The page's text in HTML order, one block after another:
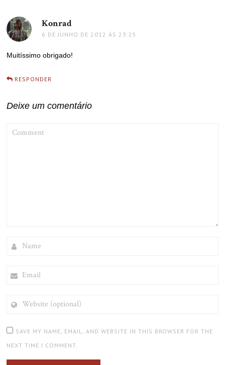
Konrad
6 DE JUNHO DE 2012 ÀS 23:25
Muitíssimo obrigado!
RESPONDER
Deixe um comentário
(OPTIONAL)
SAVE MY NAME, EMAIL, AND WEBSITE IN THIS BROWSER FOR THE
NEXT TIME I COMMENT.